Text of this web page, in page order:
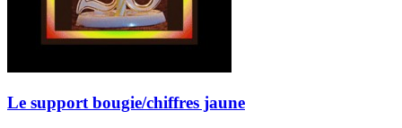
Le support bougie/chiffres jaune